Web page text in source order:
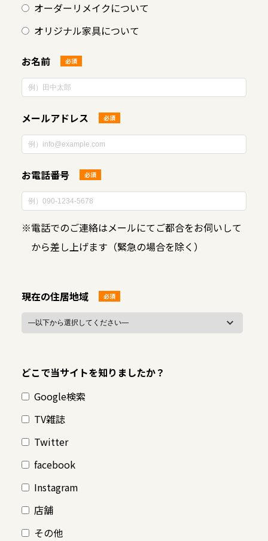
オーダーリメイクについて
オリジナル家具について
お名前 必須
メールアドレス 必須
お電話番号 必須
※電話でのご連絡はメールにてご都合をお伺いして
から差し上げます（緊急の場合を除く）
現在の住居地域 必須
どこで当サイトを知りましたか？
Google検索
TV雑誌
Twitter
facebook
Instagram
店舗
その他